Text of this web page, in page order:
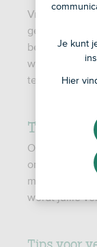
Vriendjes
gevoel weer
beginnen.
weer in bed
Tijd en
Om je
omgeving en
maken, is tijd
wordt jullie
Tips voor
Je kunt
Hier